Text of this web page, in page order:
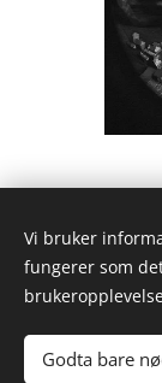
Vi bruker
fungerer som
Godta bare